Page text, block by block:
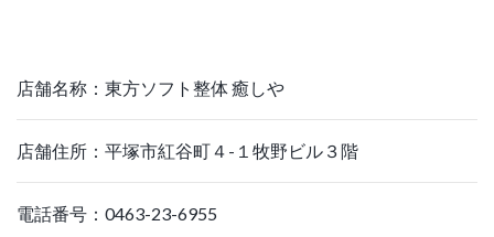
店舗名称：東方ソフト整体 癒しや
店舗住所：平塚市紅谷町４-１牧野ビル３階
電話番号：0463-23-6955